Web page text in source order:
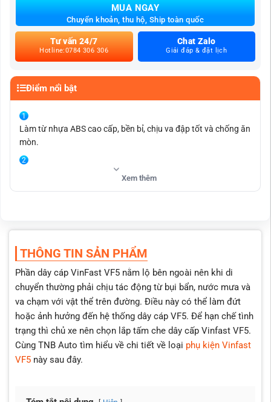
MUA NGAY
Chuyển khoản, thu hộ, Ship toàn quốc
Tư vấn 24/7
Hotline:0784 306 306
Chat Zalo
Giải đáp & đặt lịch
Điểm nổi bật
Làm từ nhựa ABS cao cấp, bền bỉ, chịu va đập tốt và chống ăn
mòn.
Trọng lượng dưới 1kg, không ảnh hưởng đến hiệu suất vận
bẩn, nước và va đập.
Đi kèm ốc nhựa, dễ lắp đặt mà không cần khoan cắt, giữ
nguyên kết cấu xe.
Xem thêm
THÔNG TIN SẢN PHẨM
Phần dây cáp VinFast VF5 nằm lộ bên ngoài nên khi di
chuyển thường phải chịu tác động từ bụi bẩn, nước mưa và
va chạm với vật thể trên đường. Điều này có thể làm đứt
hoặc ảnh hưởng đến hệ thống dây cáp VF5. Để hạn chế tình
trạng thì chủ xe nên chọn lắp tấm che dây cấp Vinfast VF5.
Cùng TNB Auto tìm hiểu về chi tiết về loại phụ kiện Vinfast
VF5này sau đây.